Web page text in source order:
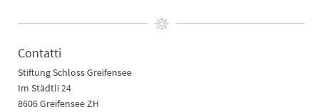
Contatti
Stiftung Schloss Greifensee
Im Städtli 24
8606 Greifensee ZH